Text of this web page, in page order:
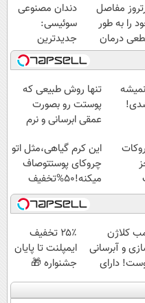
مفاصل
را به طور
درمان
دندان مصنوعی
سوئیسی:
جدیدترین
فناوری اروپا،
سبک و مقاوم |
پرداخت قسطی
تنها روش طبیعی که
پوستت رو بصورت
عمقی ابرسانی و نرم
این کرم گیاهی،مثل اتو
چروکای پوستتوصاف
میکنه!50%تخفیف
کلاژن
و آبرسانی
دارای
سلامت
۲۵٪ تخفیف
ایمپلنت تا پایان
جشنواره 🎁